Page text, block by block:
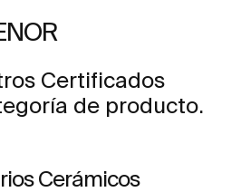
Certificados
de producto.
Cerámicos